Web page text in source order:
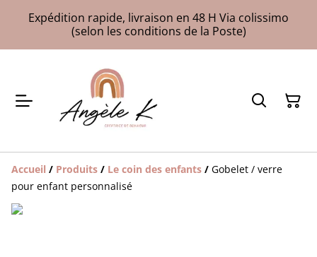
Expédition rapide, livraison en 48 H Via colissimo
(selon les conditions de la Poste)
Accueil / Produits / Le coin des enfants / Gobelet / verre
pour enfant personnalisé